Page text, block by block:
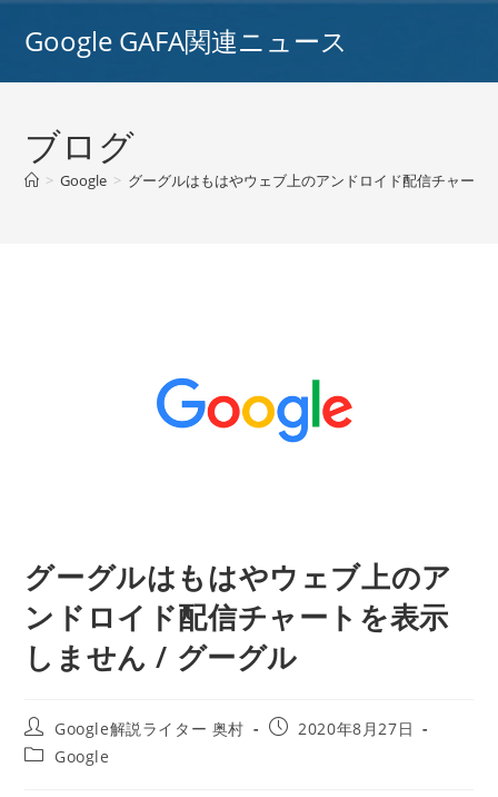
Google GAFA関連ニュース
ブログ
> Google > グーグルはもはやウェブ上のアンドロイド配信チャート
グーグルはもはやウェブ上のア
ンドロイド配信チャートを表示
しません / グーグル
投
稿
者:
Google解説ライター 奥村
投
2020年8月27日
投
Google